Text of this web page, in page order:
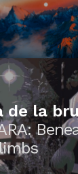
de la